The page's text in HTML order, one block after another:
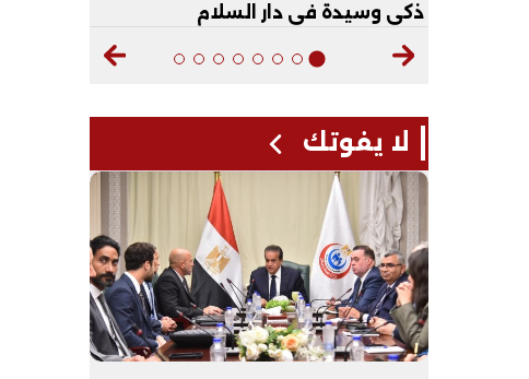
ذكي وسيدة في دار السلام
لا يفوتك